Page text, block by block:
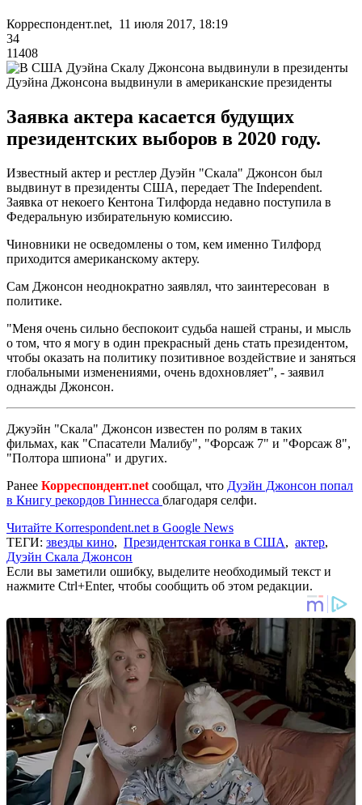
Корреспондент.net, 11 июля 2017, 18:19
34
11408
Дуэйна Джонсона выдвинули в американские президенты
Заявка актера касается будущих
президентских выборов в 2020 году.
Известный актер и рестлер Дуэйн "Скала" Джонсон был
выдвинут в президенты США, передает The Independent.
Заявка от некоего Кентона Тилфорда недавно поступила в
Федеральную избирательную комиссию.
Чиновники не осведомлены о том, кем именно Тилфорд
приходится американскому актеру.
Сам Джонсон неоднократно заявлял, что заинтересован в
политике.
"Меня очень сильно беспокоит судьба нашей страны, и мысль
о том, что я могу в один прекрасный день стать президентом,
чтобы оказать на политику позитивное воздействие и заняться
глобальными изменениями, очень вдохновляет", - заявил
однажды Джонсон.
Джуэйн "Скала" Джонсон известен по ролям в таких
фильмах, как "Спасатели Малибу", "Форсаж 7" и "Форсаж 8",
"Полтора шпиона" и других.
Ранее Корреспондент.net сообщал, что Дуэйн Джонсон попал
в Книгу рекордов Гиннесса благодаря селфи.
Читайте Korrespondent.net в Google News
ТЕГИ: звезды кино, Президентская гонка в США, актер,
Дуэйн Скала Джонсон
Если вы заметили ошибку, выделите необходимый текст и
нажмите Ctrl+Enter, чтобы сообщить об этом редакции.